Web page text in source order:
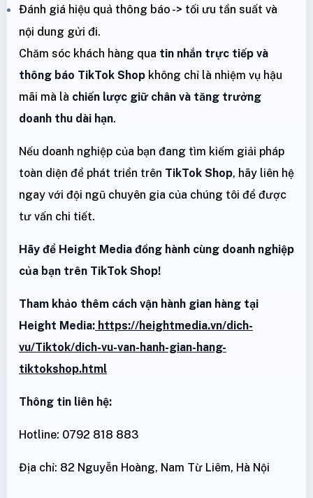
Đánh giá hiệu quả thông báo -> tối ưu tần suất và
nội dung gửi đi.
Chăm sóc khách hàng qua tin nhắn trực tiếp và
thông báo TikTok Shop không chỉ là nhiệm vụ hậu
mãi mà là chiến lược giữ chân và tăng trưởng
doanh thu dài hạn.
Nếu doanh nghiệp của bạn đang tìm kiếm giải pháp
toàn diện để phát triển trên TikTok Shop, hãy liên hệ
ngay với đội ngũ chuyên gia của chúng tôi để được
tư vấn chi tiết.
Hãy để Height Media đồng hành cùng doanh nghiệp
của bạn trên TikTok Shop!
Tham khảo thêm cách vận hành gian hàng tại
Height Media: https://heightmedia.vn/dich-
vu/Tiktok/dich-vu-van-hanh-gian-hang-
tiktokshop.html
Thông tin liên hệ:
Hotline: 0792 818 883
Địa chỉ: 82 Nguyễn Hoàng, Nam Từ Liêm, Hà Nội